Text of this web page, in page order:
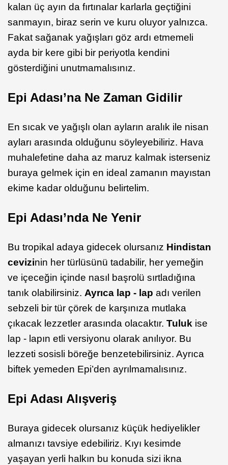
kalan üç ayın da fırtınalar karlarla geçtiğini
sanmayın, biraz serin ve kuru oluyor yalnızca.
Fakat sağanak yağışları göz ardı etmemeli
ayda bir kere gibi bir periyotla kendini
gösterdiğini unutmamalısınız.
Epi Adası’na Ne Zaman Gidilir
En sıcak ve yağışlı olan ayların aralık ile nisan
ayları arasında olduğunu söyleyebiliriz. Hava
muhalefetine daha az maruz kalmak isterseniz
buraya gelmek için en ideal zamanın mayıstan
ekime kadar olduğunu belirtelim.
Epi Adası’nda Ne Yenir
Bu tropikal adaya gidecek olursanız Hindistan
cevizinin her türlüsünü tadabilir, her yemeğin
ve içeceğin içinde nasıl başrolü sırtladığına
tanık olabilirsiniz. Ayrıca lap - lap adı verilen
sebzeli bir tür çörek de karşınıza mutlaka
çıkacak lezzetler arasında olacaktır. Tuluk ise
lap - lapın etli versiyonu olarak anılıyor. Bu
lezzeti sosisli böreğe benzetebilirsiniz. Ayrıca
biftek yemeden Epi’den ayrılmamalısınız.
Epi Adası Alışveriş
Buraya gidecek olursanız küçük hediyelikler
almanızı tavsiye edebiliriz. Kıyı kesimde
yaşayan yerli halkın bu konuda sizi ikna